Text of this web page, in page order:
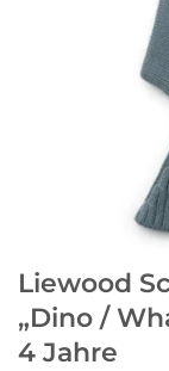
Liewood
„Dino /
4 Jahre